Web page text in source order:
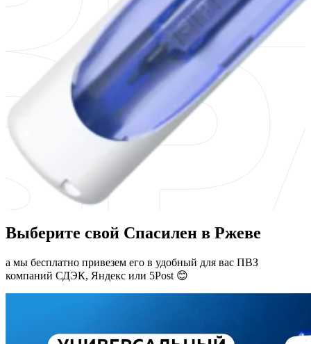
Выберите свой Спасилен в Ржеве
а мы бесплатно привезем его в удобный для вас ПВЗ
компаний СДЭК, Яндекс или 5Post 😊